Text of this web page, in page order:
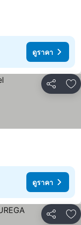
ดูราคา
แชร์ เ
ดูราคา
แชร์ เ